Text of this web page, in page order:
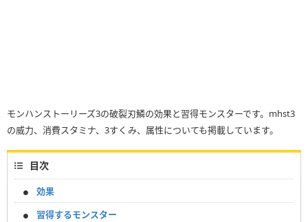
モンハンストーリーズ3の破裂刃鱗の効果と習得モンスターです。mhst3
の威力、消費スタミナ、3すくみ、属性についても掲載しています。
目次
効果
習得するモンスター